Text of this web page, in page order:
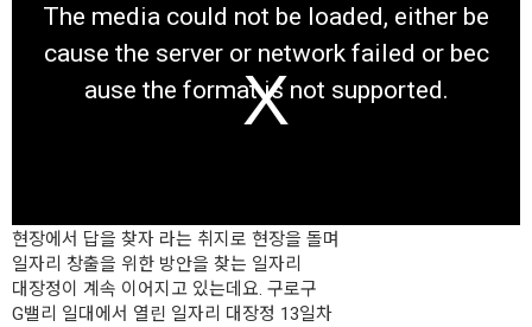
n
d
o
w
.
The media could not be loaded, either be
cause the server or network failed or bec
ause the format is not supported.
현장에서 답을 찾자 라는 취지로 현장을 돌며
일자리 창출을 위한 방안을 찾는 일자리
대장정이 계속 이어지고 있는데요. 구로구
G밸리 일대에서 열린 일자리 대장정 13일차